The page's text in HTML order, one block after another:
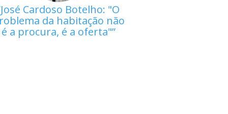
José Cardoso Botelho: "O
da habitação não
é a procura, é a oferta"